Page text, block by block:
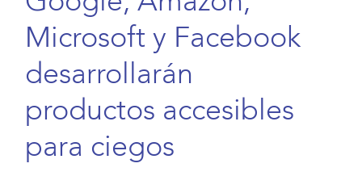
Microsoft y Facebook
desarrollarán
productos accesibles
para ciegos